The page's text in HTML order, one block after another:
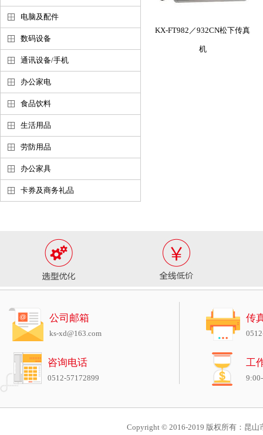
电脑及配件
数码设备
通讯设备/手机
办公家电
食品饮料
生活用品
劳防用品
办公家具
卡券及商务礼品
KX-FT982／932CN松下传真
机
公司邮箱
ks-xd@163.com
咨询电话
0512-57172899
传
工
Copyright © 2016-2019 版权所有：昆山